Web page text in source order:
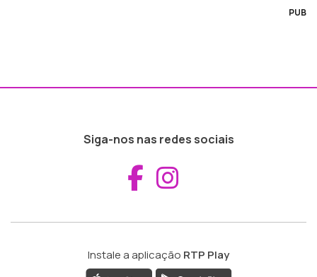
PUB
Siga-nos nas redes sociais
Aceder ao
Instale a aplicação RTP Play